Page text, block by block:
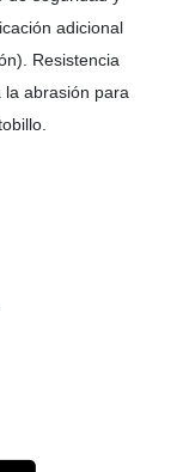
adicional
Resistencia
la abrasión para